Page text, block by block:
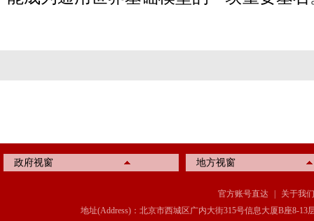
政府视窗 地方视窗
官方账号直达 |
关于我们
地址(Address)：北京市西城区广内大街315号信息大厦B座8-13